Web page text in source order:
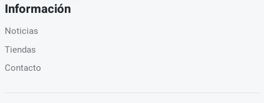
Información
Noticias
Tiendas
Contacto